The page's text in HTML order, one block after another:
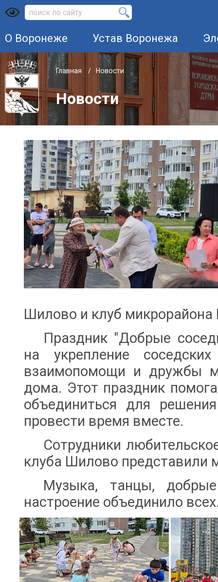
О Воронеже Устав Воронежа
Главная Новости
Новости
Шилово и клуб
Праздник "Добрые
на укрепление
взаимопомощи и дружбы
дома. Этот праздник
объединиться для
провести время вместе.
Сотрудники
клуба Шилово представили
Музыка, танцы,
настроение объединило